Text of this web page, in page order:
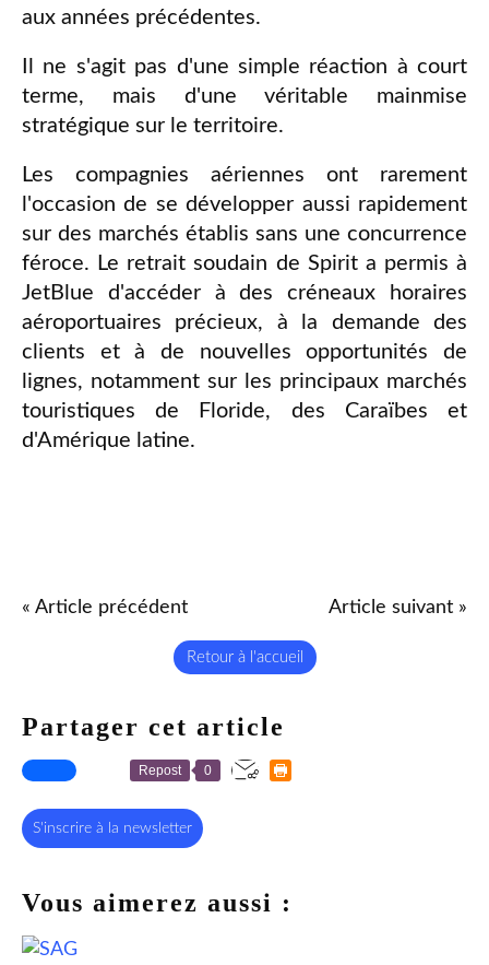
aux années précédentes.
Il ne s'agit pas d'une simple réaction à court
terme, mais d'une véritable mainmise
stratégique sur le territoire.
Les compagnies aériennes ont rarement
l'occasion de se développer aussi rapidement
sur des marchés établis sans une concurrence
féroce. Le retrait soudain de Spirit a permis à
JetBlue d'accéder à des créneaux horaires
aéroportuaires précieux, à la demande des
clients et à de nouvelles opportunités de
lignes, notamment sur les principaux marchés
touristiques de Floride, des Caraïbes et
d'Amérique latine.
« Article précédent Article suivant »
Retour à l'accueil
Partager cet article
Repost 0
S'inscrire à la newsletter
Vous aimerez aussi :